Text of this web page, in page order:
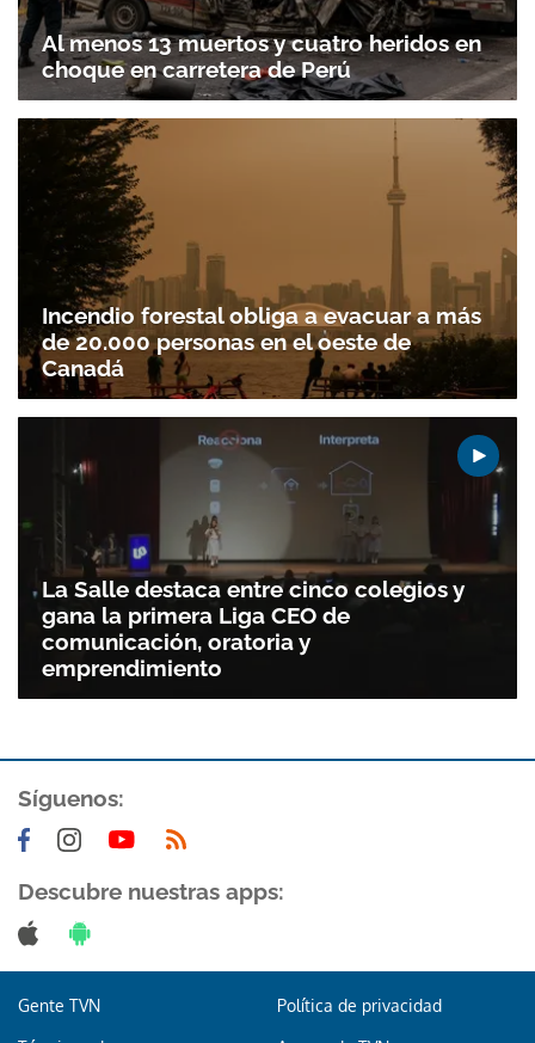
Al menos 13 muertos y cuatro heridos en
choque en carretera de Perú
Incendio forestal obliga a evacuar a más
de 20.000 personas en el oeste de
Canadá
La Salle destaca entre cinco colegios y
gana la primera Liga CEO de
comunicación, oratoria y
emprendimiento
Síguenos:
Descubre nuestras apps:
Gente TVN Política de privacidad